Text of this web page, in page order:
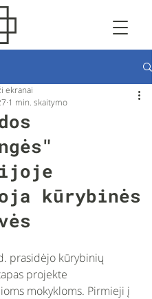
kūrybinės
ekranai
1 min. skaitymo
prasidėjo kūrybinių
projekte
mokykloms. Pirmieji į